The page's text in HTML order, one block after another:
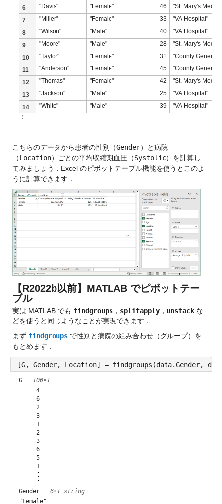
6
"Davis" "Female" 46
"St. Mary's
7
"Miller" "Female" 33
"VA Hospital"
8
"Wilson" "Male" 40
"VA Hospital"
9
"Moore" "Male" 28
"St. Mary's
10
"Taylor" "Female" 31
"County General
11
"Anderson" "Female" 45
"County General
12
"Thomas" "Female" 42
"St. Mary's
13
"Jackson" "Male" 25
"VA Hospital"
14
"White" "Male" 39 "VA Hospital"
⋮
こちらのデータから患者の性別（Gender）と病院
（Location）ごとの平均収縮期血圧（Systolic）を計算し
てみましょう．Excel のピボットテーブル機能を使うとこのよ
うに計算できます．
【R2022b以前】MATLAB でピボットテー
ブル
実は MATLAB でも findgroups， splitapply， unstack な
どを使うと同じようなことが実現できます．
まず findgroups で性別と病院の組み合わせ（グループ）を
もとめます．
[G, Gender, Location] = findgroups(data.Gender,
G = 100×1
     4
     6
     2
     3
     1
     2
     3
     6
     5
     1
Gender = 6×1 string
"Female"